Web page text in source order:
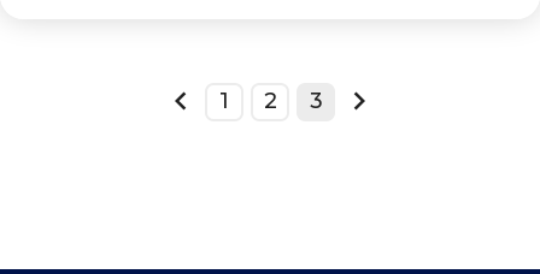
prev
1 2 3
next